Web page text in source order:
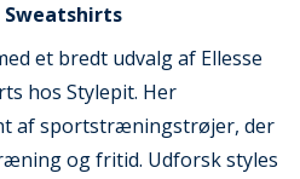
et bredt udvalg af Ellesse
hos Stylepit. Her
af sportstræningstrøjer, der
og fritid. Udforsk styles